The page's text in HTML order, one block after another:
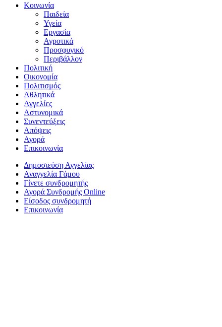
Κοινωνία
Παιδεία
Υγεία
Εργασία
Αγροτικά
Προσφυγικό
Περιβάλλον
Πολιτική
Οικονομία
Πολιτισμός
Αθλητικά
Αγγελίες
Αστυνομικά
Συνεντεύξεις
Απόψεις
Αγορά
Επικοινωνία
Δημοσιεύση Αγγελίας
Αναγγελία Γάμου
Γίνετε συνδρομητής
Αγορά Συνδρομής Online
Είσοδος συνδρομητή
Επικοινωνία